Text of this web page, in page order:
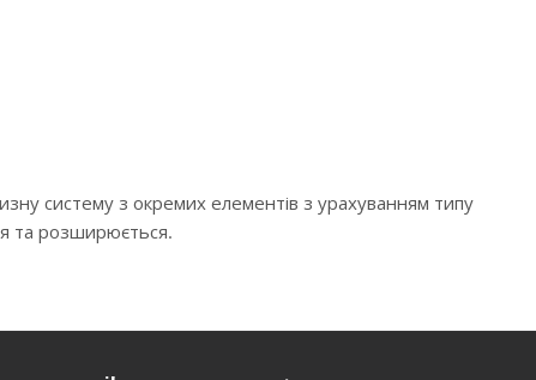
систему з окремих елементів з урахуванням типу
та розширюється.